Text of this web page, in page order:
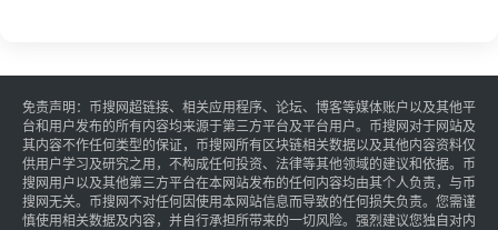
免责声明：币搜网超链接、相关应用程序、论坛、博客等媒体账户以及其他平
台和用户发布的所有内容均来源于第三方平台及平台用户。币搜网对于网站及
其内容不作任何类型的保证，币搜网所有区块链相关数据以及其他内容资料仅
供用户学习及研究之用，不构成任何投资、法律等其他领域的建议和依据。币
搜网用户以及其他第三方平台在本网站发布的任何内容均由其个人负责，与币
搜网无关。币搜网不对任何因使用本网站信息而导致的任何损失负责。您需谨
慎使用相关数据及内容，并自行承担所带来的一切风险。强烈建议您独自对内